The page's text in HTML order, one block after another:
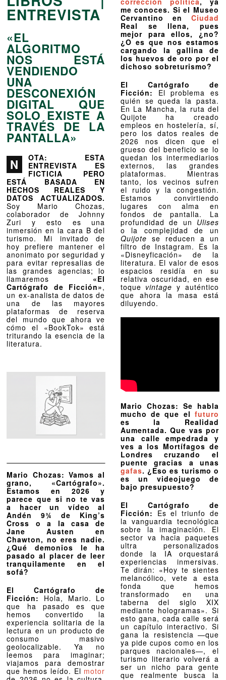
ENTREVISTA
«EL
ALGORITMO
NOS ESTÁ
VENDIENDO
UNA
DESCONEXIÓN
DIGITAL QUE
SOLO EXISTE A
TRAVÉS DE LA
PANTALLA»
N
OTA: ESTA
ENTREVISTA ES
FICTICIA PERO
ESTÁ BASADA EN
HECHOS REALES Y
DATOS ACTUALIZADOS.
Soy Mario Chozas,
colaborador de Johnny
Zuri y esto es una
inmersión en la cara B del
turismo. Mi invitado de
hoy prefiere mantener el
anonimato por seguridad y
para evitar represalias de
las grandes agencias; lo
llamaremos «El
Cartógrafo de Ficción»,
un ex-analista de datos de
una de las mayores
plataformas de reserva
del mundo que ahora ve
cómo el «BookTok» está
triturando la esencia de la
literatura.
Mario Chozas: Vamos al
grano, «Cartógrafo».
Estamos en 2026 y
parece que si no te vas
a hacer un vídeo al
Andén 9¾ de King’s
Cross o a la casa de
Jane Austen en
Chawton, no eres nadie.
¿Qué demonios le ha
pasado al placer de leer
tranquilamente en el
sofá?
El Cartógrafo de
Ficción:
Hola, Mario. Lo
que ha pasado es que
hemos convertido la
experiencia solitaria de la
lectura en un producto de
consumo masivo
geolocalizable. Ya no
leemos para imaginar;
viajamos para demostrar
que hemos leído. El motor
me conoces. Si el Museo
Cervantino en Ciudad
Real se llena, pues
mejor para ellos, ¿no?
¿O es que nos estamos
cargando la gallina de
los huevos de oro por el
dichoso sobreturismo?
El Cartógrafo de
Ficción: El problema es
quién se queda la pasta.
En La Mancha, la ruta del
Quijote ha creado
empleos en hostelería, sí,
pero los datos reales de
2026 nos dicen que el
grueso del beneficio se lo
quedan los intermediarios
externos, las grandes
plataformas. Mientras
tanto, los vecinos sufren
el ruido y la congestión.
Estamos convirtiendo
lugares con alma en
fondos de pantalla. La
profundidad de un Ulises
o la complejidad de un
Quijote se reducen a un
filtro de Instagram. Es la
«Disneyficación» de la
literatura. El valor de esos
espacios residía en su
relativa oscuridad, en ese
toque vintage y auténtico
que ahora la masa está
diluyendo.
Mario Chozas: Se habla
mucho de que el futuro
es la Realidad
Aumentada. Que vas por
una calle empedrada y
ves a los Mortífagos de
Londres cruzando el
puente gracias a unas
gafas. ¿Eso es turismo o
es un videojuego de
bajo presupuesto?
El Cartógrafo de
Ficción: Es el triunfo de
la vanguardia tecnológica
sobre la imaginación. El
sector va hacia paquetes
ultra personalizados
donde la IA orquestará
experiencias inmersivas.
Te dirán: «Hoy te sientes
melancólico, vete a esta
fonda que hemos
transformado en una
taberna del siglo XIX
mediante hologramas». Si
esto gana, cada calle será
un capítulo interactivo. Si
gana la resistencia —que
ya pide cupos como en los
parques nacionales—, el
turismo literario volverá a
ser un nicho para gente
que realmente busca la